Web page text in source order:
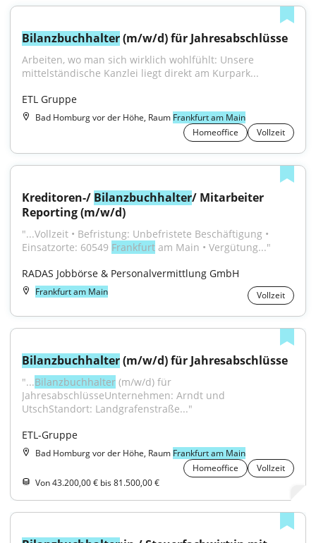
Bilanzbuchhalter (m/w/d) für Jahresabschlüsse
Arbeiten, wo man sich wirklich wohlfühlt: Unsere
mittelständische Kanzlei liegt direkt am Kurpark...
ETL Gruppe
Bad Homburg vor der Höhe, Raum Frankfurt am Main
Homeoffice
Vollzeit
Kreditoren-/ Bilanzbuchhalter/ Mitarbeiter
Reporting (m/w/d)
"...Vollzeit • Befristung: Unbefristete Beschäftigung •
Einsatzorte: 60549 Frankfurt am Main • Vergütung..."
RADAS Jobbörse & Personalvermittlung GmbH
Frankfurt am Main Vollzeit
Bilanzbuchhalter (m/w/d) für Jahresabschlüsse
"...Bilanzbuchhalter (m/w/d) für
JahresabschlüsseUnternehmen: Arndt und
UtschStandort: Landgrafenstraße..."
ETL-Gruppe
Bad Homburg vor der Höhe, Raum Frankfurt am Main
Homeoffice
Vollzeit
Von 43.200,00 € bis 81.500,00 €